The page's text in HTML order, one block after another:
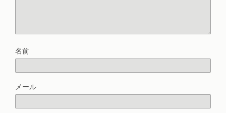
名前
メール